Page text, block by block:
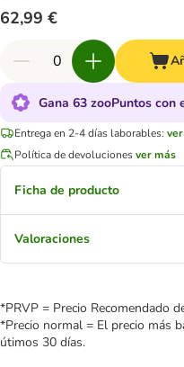
62,99 €
Gana 63 zooPuntos con
Entrega en 2-4 días laborables:
Política de devolucionesver más
Ficha de producto
Valoraciones
*PRVP = Precio Recomendado
*Precio normal = El precio más
útimos 30 días.